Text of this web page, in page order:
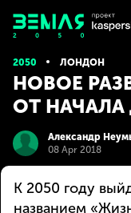
2050 ЛОНДОН
НОВОЕ
ОТ
Александр
08 Apr 2018
К 2050 году
названием